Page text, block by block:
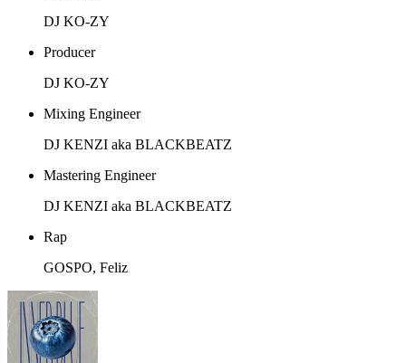
DJ KO-ZY
Producer
DJ KO-ZY
Mixing Engineer
DJ KENZI aka BLACKBEATZ
Mastering Engineer
DJ KENZI aka BLACKBEATZ
Rap
GOSPO, Feliz